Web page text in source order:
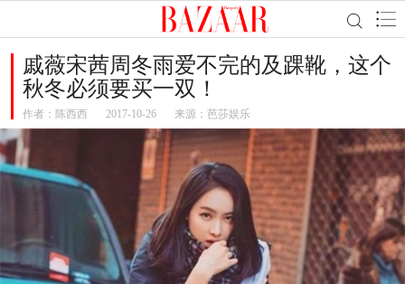
戚薇宋茜周冬雨爱不完的及踝靴，这个
秋冬必须要买一双！
作者： 陈西西 2017-10-26 来源：芭莎娱乐